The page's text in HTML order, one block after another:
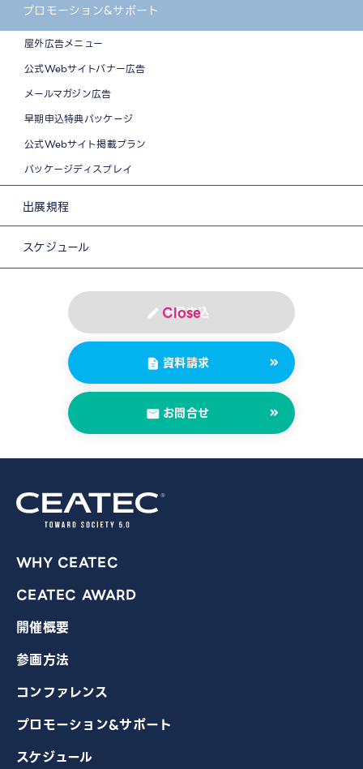
プロモーション&サポート
屋外広告メニュー
公式Webサイトバナー広告
メールマガジン広告
早期申込特典パッケージ
公式Webサイト掲載プラン
パッケージディスプレイ
出展規程
スケジュール
出展申込
資料請求
お問合せ
WHY CEATEC
CEATEC AWARD
開催概要
参画方法
コンファレンス
プロモーション&サポート
スケジュール